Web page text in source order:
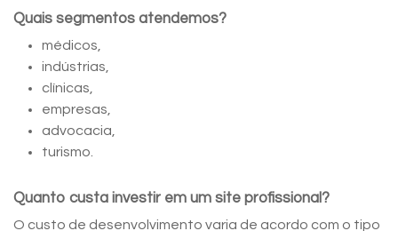
Quais segmentos atendemos?
médicos,
indústrias,
clínicas,
empresas,
advocacia,
turismo.
Quanto custa investir em um site profissional?
O custo de desenvolvimento varia de acordo com o tipo